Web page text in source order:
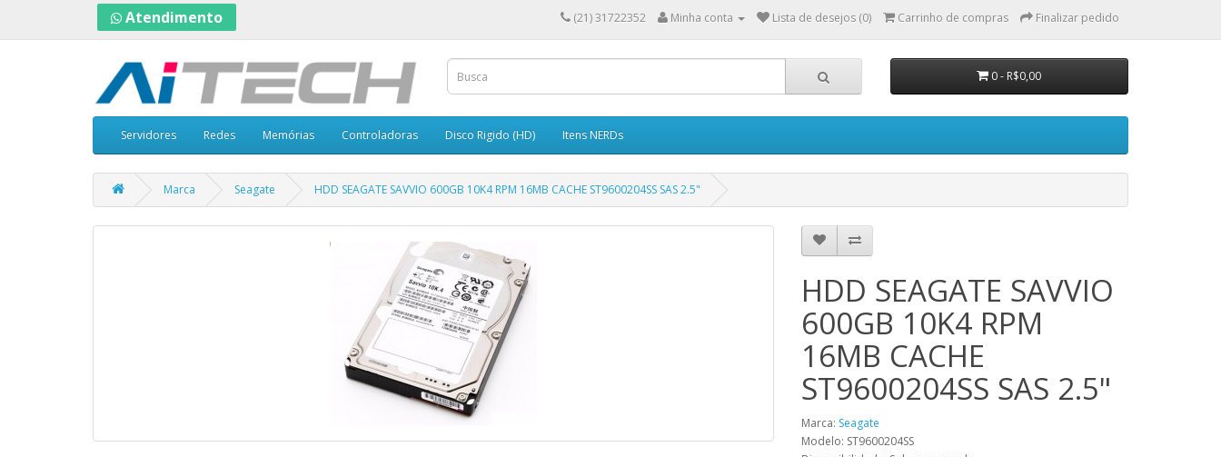
Atendimento (21) 31722352 Minha conta Lista de desejos (0) Carrinho de compras Finalizar pedido
0 - R$0,00
Servidores Redes Memórias Controladoras Disco Rigido (HD) Itens NERDs
Marca Seagate HDD SEAGATE SAVVIO 600GB 10K4 RPM 16MB CACHE ST9600204SS SAS 2.5"
HDD SEAGATE SAVVIO
600GB 10K4 RPM
16MB CACHE
ST9600204SS SAS 2.5"
Marca: Seagate
Modelo: ST9600204SS